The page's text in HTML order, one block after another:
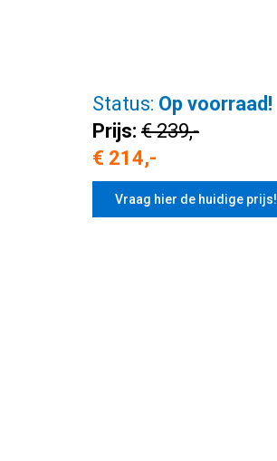
Status: Op voorraad!
Prijs: € 239,-
€ 214,-
Vraag hier de huidige prijs!